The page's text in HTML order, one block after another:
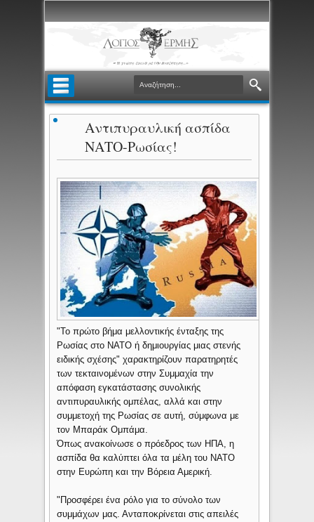
Αντιπυραυλική ασπίδα
ΝΑΤΟ-Ρωσίας!
"Το πρώτο βήμα μελλοντικής ένταξης της
Ρωσίας στο ΝΑΤΟ ή δημιουργίας μιας στενής
ειδικής σχέσης" χαρακτηρίζουν παρατηρητές
των τεκταινομένων στην Συμμαχία την
απόφαση εγκατάστασης συνολικής
αντιπυραυλικής ομπέλας, αλλά και στην
συμμετοχή της Ρωσίας σε αυτή, σύμφωνα με
τον Μπαράκ Ομπάμα.
Όπως ανακοίνωσε ο πρόεδρος των ΗΠΑ, η
ασπίδα θα καλύπτει όλα τα μέλη του ΝΑΤΟ
στην Ευρώπη και την Βόρεια Αμερική.
"Προσφέρει ένα ρόλο για το σύνολο των
συμμάχων μας. Ανταποκρίνεται στις απειλές